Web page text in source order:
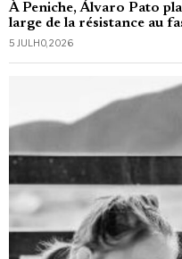
À Peniche, Álvaro Pato
large de la résistance au
5 JULHO, 2026